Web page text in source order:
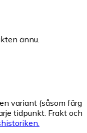
ännu.
variant (såsom färg
tidpunkt. Frakt och